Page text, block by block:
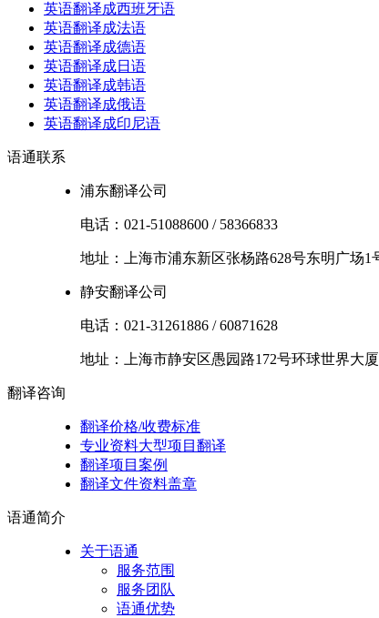
英语翻译成西班牙语
英语翻译成法语
英语翻译成德语
英语翻译成日语
英语翻译成韩语
英语翻译成俄语
英语翻译成印尼语
语通联系
浦东翻译公司
电话： 021-51088600 / 58366833
地址： 上海市浦东新区张杨路628号东明广场1
静安翻译公司
电话： 021-31261886 /60871628
地址： 上海市静安区愚园路172号环球世界大
翻译咨询
翻译价格/收费标准
专业资料大型项目翻译
翻译项目案例
翻译文件资料盖章
语通简介
关于语通
服务范围
服务团队
语通优势